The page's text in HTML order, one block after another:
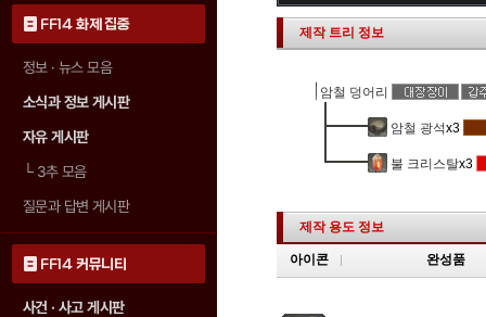
FF14 화제 집중
정보 · 뉴스 모음
소식과 정보 게시판
자유 게시판
└3추 모음
질문과 답변 게시판
FF14 커뮤니티
사건 · 사고 게시판
제작 트리 정보
암철 덩어리
암철 광석x3
불 크리스탈x3
제작 용도 정보
아이콘 완성품